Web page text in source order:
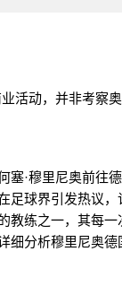
·穆里尼奥前往
球界引发热议
教练之一，其每
细分析穆里尼奥